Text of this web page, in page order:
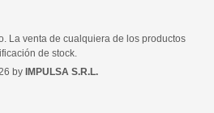
La venta de cualquiera de los productos
de stock.
by IMPULSA S.R.L.